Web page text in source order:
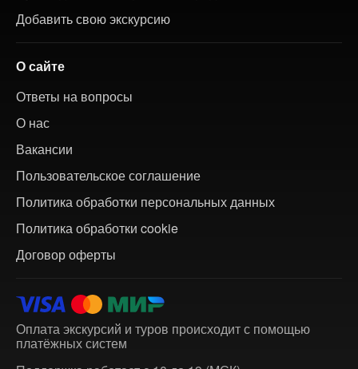
Добавить свою экскурсию
О сайте
Ответы на вопросы
О нас
Вакансии
Пользовательское соглашение
Политика обработки персональных данных
Политика обработки cookie
Договор оферты
Оплата экскурсий и туров происходит с помощью
платёжных систем